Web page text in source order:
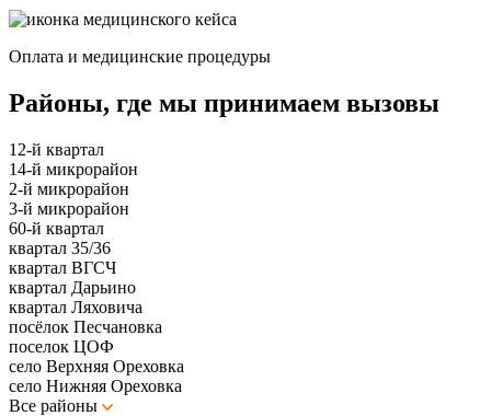
Оплата и медицинские процедуры
Районы, где мы принимаем вызовы
12-й квартал
14-й микрорайон
2-й микрорайон
3-й микрорайон
60-й квартал
квартал 35/36
квартал ВГСЧ
квартал Дарьино
квартал Ляховича
посёлок Песчановка
поселок ЦОФ
село Верхняя Ореховка
село Нижняя Ореховка
Все районы